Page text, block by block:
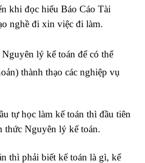
khi đọc hiểu Báo Cáo Tài
nghề đi xin việc đi làm.
lý kế toán để có thể
thành thạo các nghiệp vụ
tự học làm kế toán thì đầu tiên
thức Nguyên lý kế toán.
thì phải biết kế toán là gì, kế